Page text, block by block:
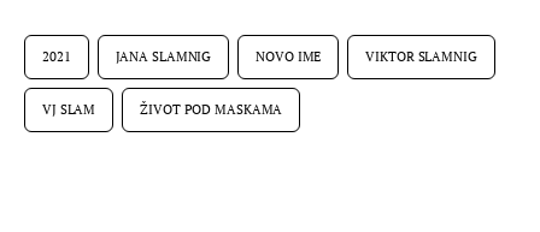
2021 JANA SLAMNIG NOVO IME VIKTOR SLAMNIG
VJ SLAM ŽIVOT POD MASKAMA